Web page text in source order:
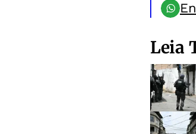
Leia